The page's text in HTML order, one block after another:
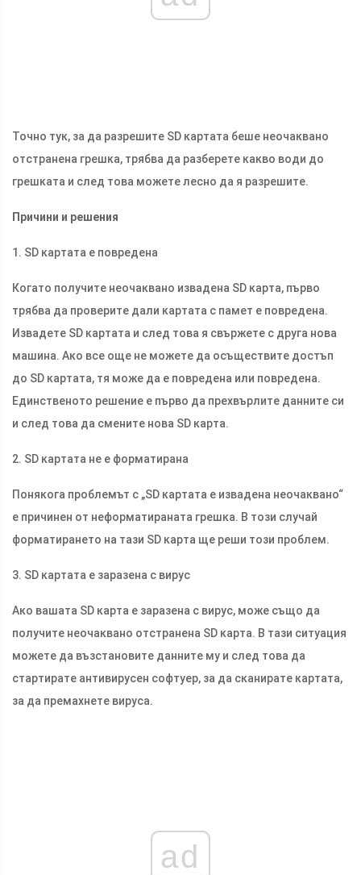
Точно тук, за да разрешите SD картата беше неочаквано
отстранена грешка, трябва да разберете какво води до
грешката и след това можете лесно да я разрешите.
Причини и решения
1. SD картата е повредена
Когато получите неочаквано извадена SD карта, първо
трябва да проверите дали картата с памет е повредена.
Извадете SD картата и след това я свържете с друга нова
машина. Ако все още не можете да осъществите достъп
до SD картата, тя може да е повредена или повредена.
Единственото решение е първо да прехвърлите данните си
и след това да смените нова SD карта.
2. SD картата не е форматирана
Понякога проблемът с „SD картата е извадена неочаквано“
е причинен от неформатираната грешка. В този случай
форматирането на тази SD карта ще реши този проблем.
3. SD картата е заразена с вирус
Ако вашата SD карта е заразена с вирус, може също да
получите неочаквано отстранена SD карта. В тази ситуация
можете да възстановите данните му и след това да
стартирате антивирусен софтуер, за да сканирате картата,
за да премахнете вируса.
ad